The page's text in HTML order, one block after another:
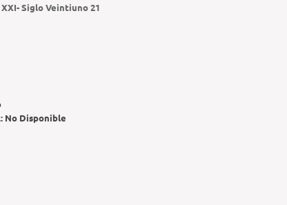
Siglo Veintiuno 21
No Disponible